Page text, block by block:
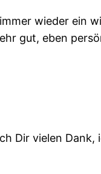
wieder ein
gut, eben
Dir vielen